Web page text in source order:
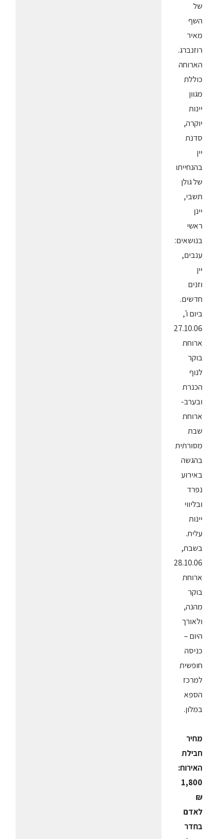
של
השף
מאיר
רוזנברג.
הארוחה
כוללת
מגוון
יינות
יוקרה,
סדנת
יין
בהנחייתו
של גולן
תשבי,
יינן
ראשי
בנושאים:
ענבים,
יין
וזנים
חדשים.
ביום ו',
27.10.06
ארוחת
בוקר
לנוף
הכנרת
ובערב-
ארוחת
שבת
מסורתית
בהגשה
באירוע
נפרד
ובליווי
יינות
עלית.
בשבת,
28.10.06
ארוחת
בוקר
מהנה,
ולאורך
היום –
כניסה
חופשית
למרכז
הספא
במלון.
מחיר
חבילת
האירוח:
1,800
₪
לאדם
בחדר